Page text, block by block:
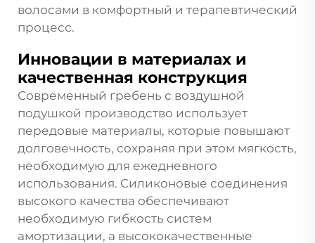
волосами в комфортный и терапевтический
процесс.
Инновации в материалах и
качественная конструкция
Современный гребень с воздушной
подушкой производство использует
передовые материалы, которые повышают
долговечность, сохраняя при этом мягкость,
необходимую для ежедневного
использования. Силиконовые соединения
высокого качества обеспечивают
необходимую гибкость систем
амортизации, а высококачественные